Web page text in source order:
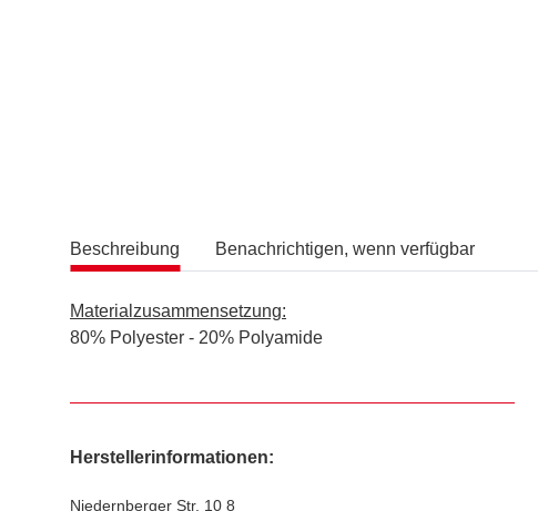
Beschreibung Benachrichtigen, wenn verfügbar
Materialzusammensetzung:
80% Polyester - 20% Polyamide
Herstellerinformationen:
Niedernberger Str. 10 8